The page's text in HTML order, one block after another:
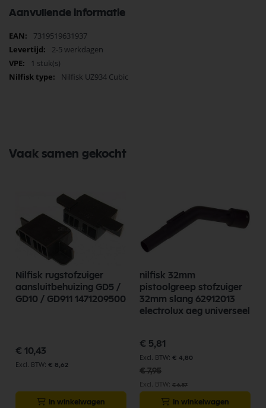
Aanvullende informatie
Meer
informatie
7319519631937
2-5 werkdagen
1 stuk(s)
Nilfisk UZ934 Cubic
Vaak samen gekocht
Nilfisk rugstofzuiger
aansluitbehuizing GD5 /
GD10 / GD911 1471209500
€ 10,43
€ 8,62
In winkelwagen
nilfisk 32mm
pistoolgreep stofzuiger
32mm slang 62912013
electrolux aeg universeel
Speciale
prijs
€ 5,81
€ 4,80
€ 7,95
€ 6,57
In winkelwagen